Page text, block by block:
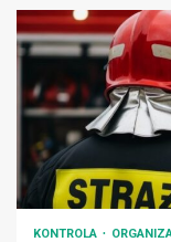
KONTROLA